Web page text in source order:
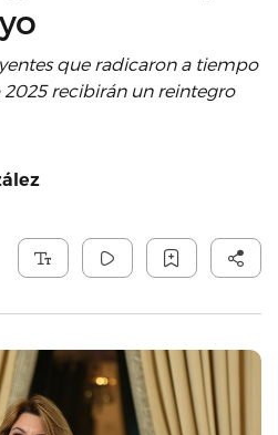
que radicaron a tiempo
2025 recibirán un reintegro